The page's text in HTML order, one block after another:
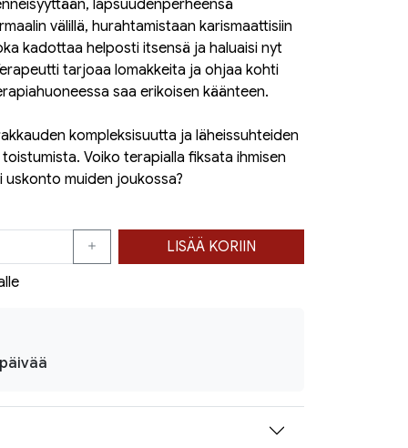
lapsuudenperheensä
välillä, hurahtamistaan karismaattisiin
kadottaa helposti itsensä ja haluaisi nyt
tarjoaa lomakkeita ja ohjaa kohti
saa erikoisen käänteen.
kompleksisuutta ja läheissuhteiden
Voiko terapialla fiksata ihmisen
uskonto muiden joukossa?
LISÄÄ KORIIN